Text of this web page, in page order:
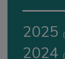
2025
2024